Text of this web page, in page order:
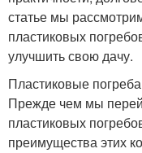
статье мы
пластиковых
улучшить свою дачу.
Пластиковые
Прежде чем мы
пластиковых
преимущества этих